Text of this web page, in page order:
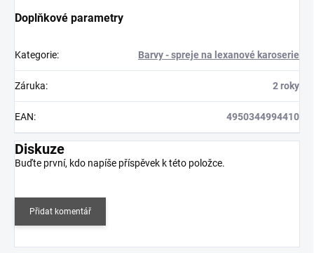
Doplňkové parametry
Kategorie: Barvy - spreje na lexanové karoserie
Záruka: 2 roky
EAN: 4950344994410
Diskuze
Buďte první, kdo napíše příspěvek k této položce.
Přidat komentář